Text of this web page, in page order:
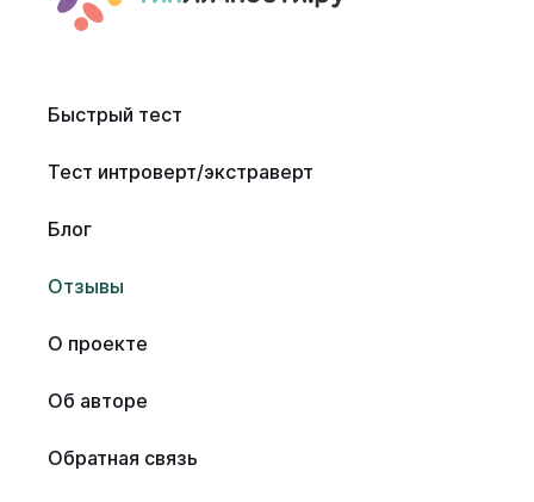
Быстрый тест
Тест интроверт/экстраверт
Блог
Отзывы
О проекте
Об авторе
Обратная связь